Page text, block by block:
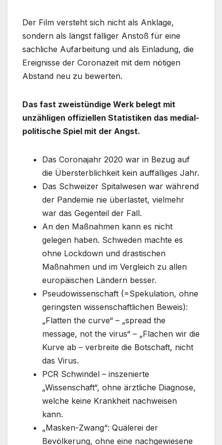
Der Film versteht sich nicht als Anklage,
sondern als längst fälliger Anstoß für eine
sachliche Aufarbeitung und als Einladung, die
Ereignisse der Coronazeit mit dem nötigen
Abstand neu zu bewerten.
Das fast zweistündige Werk belegt mit
unzähligen offiziellen Statistiken das medial-
politische Spiel mit der Angst.
Das Coronajahr 2020 war in Bezug auf
die Übersterblichkeit kein auffälliges Jahr.
Das Schweizer Spitalwesen war während
der Pandemie nie überlastet, vielmehr
war das Gegenteil der Fall.
An den Maßnahmen kann es nicht
gelegen haben. Schweden machte es
ohne Lockdown und drastischen
Maßnahmen und im Vergleich zu allen
europäischen Ländern besser.
Pseudowissenschaft (=Spekulation, ohne
geringsten wissenschaftlichen Beweis):
„Flatten the curve“ – „spread the
message, not the virus“ – „Flachen wir die
Kurve ab – verbreite die Botschaft, nicht
das Virus.
PCR Schwindel – inszenierte
„Wissenschaft“, ohne ärztliche Diagnose,
welche keine Krankheit nachweisen
kann.
„Masken-Zwang“: Quälerei der
Bevölkerung, ohne eine nachgewiesene